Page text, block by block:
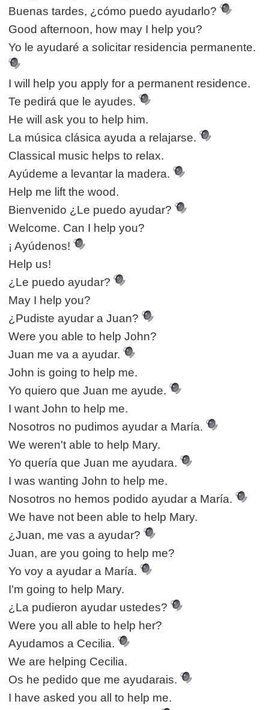
Buenas tardes, ¿cómo puedo ayudarlo?
Good afternoon, how may I help you?
Yo le ayudaré a solicitar residencia permanente.
I will help you apply for a permanent residence.
Te pedirá que le ayudes.
He will ask you to help him.
La música clásica ayuda a relajarse.
Classical music helps to relax.
Ayúdeme a levantar la madera.
Help me lift the wood.
Bienvenido ¿Le puedo ayudar?
Welcome. Can I help you?
¡ Ayúdenos!
Help us!
¿Le puedo ayudar?
May I help you?
¿Pudiste ayudar a Juan?
Were you able to help John?
Juan me va a ayudar.
John is going to help me.
Yo quiero que Juan me ayude.
I want John to help me.
Nosotros no pudimos ayudar a María.
We weren't able to help Mary.
Yo quería que Juan me ayudara.
I was wanting John to help me.
Nosotros no hemos podido ayudar a María.
We have not been able to help Mary.
¿Juan, me vas a ayudar?
Juan, are you going to help me?
Yo voy a ayudar a María.
I'm going to help Mary.
¿La pudieron ayudar ustedes?
Were you all able to help her?
Ayudamos a Cecilia.
We are helping Cecilia.
Os he pedido que me ayudarais.
I have asked you all to help me.